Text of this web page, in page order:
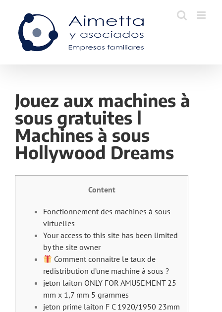
content
Jouez aux machines à
sous gratuites l
Machines à sous
Hollywood Dreams
Content
Fonctionnement des machines à sous
virtuelles
Your access to this site has been limited
by the site owner
Comment connaitre le taux de
redistribution d’une machine à sous ?
jeton laiton ONLY FOR AMUSEMENT 25
mm x 1,7 mm 5 grammes
jeton prime laiton F C 1920/1950 23mm